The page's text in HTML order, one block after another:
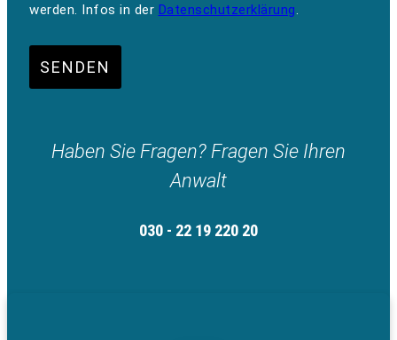
werden. Infos in der Datenschutzerklärung.
SENDEN
Haben Sie Fragen? Fragen Sie Ihren
Anwalt
030 - 22 19 220 20